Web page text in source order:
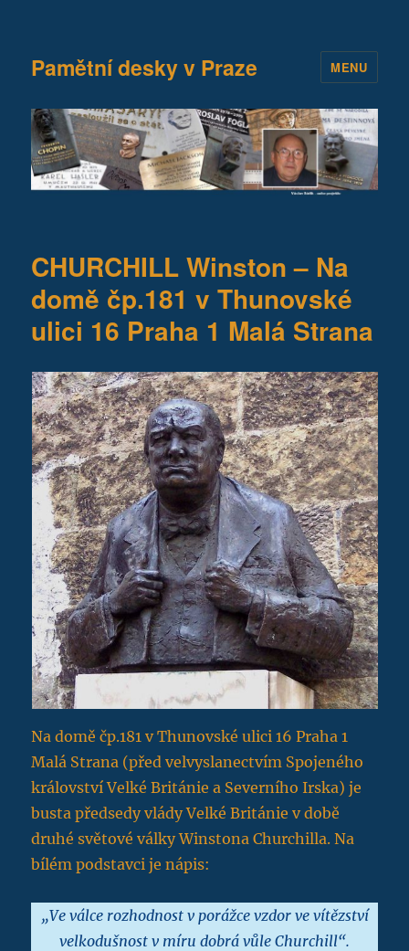
Pamětní desky v Praze MENU
CHURCHILL Winston – Na
domě čp.181 v Thunovské
ulici 16 Praha 1 Malá Strana
Na domě čp.181 v Thunovské ulici 16 Praha 1
Malá Strana (před velvyslanectvím Spojeného
království Velké Británie a Severního Irska) je
busta předsedy vlády Velké Británie v době
druhé světové války Winstona Churchilla. Na
bílém podstavci je nápis:
„Ve válce rozhodnost v porážce vzdor ve vítězství
velkodušnost v míru dobrá vůle Churchill“.